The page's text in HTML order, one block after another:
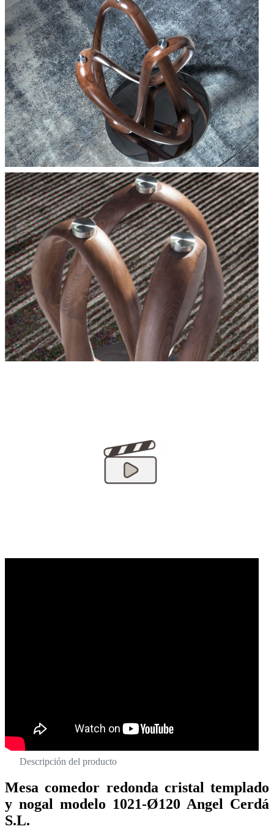
Descripción del producto
Mesa comedor redonda cristal templado
y nogal modelo 1021-Ø120 Angel Cerdá
S.L.